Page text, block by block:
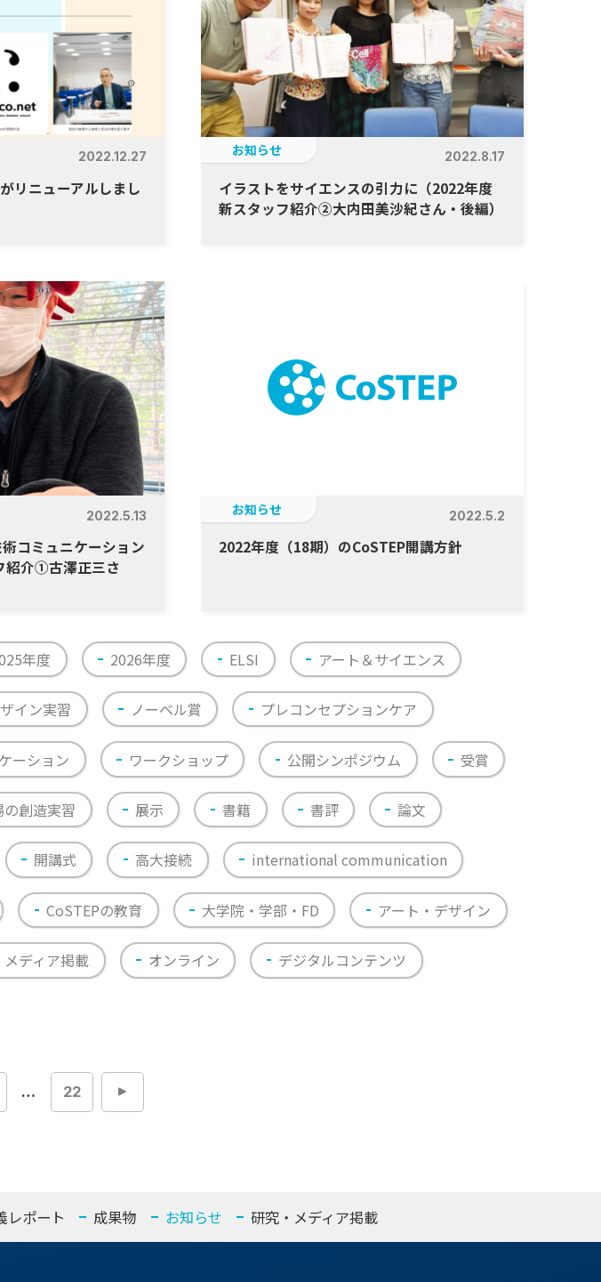
2022.12.27
リニューアルしまし
お知らせ 2022.8.17
イラストをサイエンスの引力に（2022年度
新スタッフ紹介②大内田美沙紀さん・後編）
2022.5.13
コミュニケーション
紹介①古澤正三さ
お知らせ 2022.5.2
2022年度（18期）のCoSTEP開講方針
年度 2026年度 ELSI アート＆サイエンス
イン実習 ノーベル賞 プレコンセプションケア
ーション ワークショップ 公開シンポジウム 受賞
創造実習 展示 書籍 書評 論文
開講式 高大接続 international communication
CoSTEPの教育 大学院・学部・FD アート・デザイン
メディア掲載 オンライン デジタルコンテンツ
稿
ン
… 22
レポート 成果物 お知らせ 研究・メディア掲載